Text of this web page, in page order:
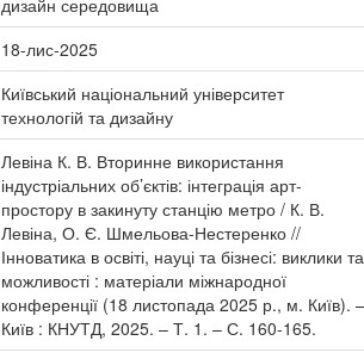
дизайн середовища
18-лис-2025
Київський національний університет
технологій та дизайну
Левіна К. В. Вторинне використання
індустріальних об’єктів: інтеграція арт-
простору в закинуту станцію метро / К. В.
Левіна, О. Є. Шмельова-Нестеренко //
Інноватика в освіті, науці та бізнесі: виклики та
можливості : матеріали міжнародної
конференції (18 листопада 2025 р., м. Київ). –
Київ : КНУТД, 2025. – Т. 1. – С. 160-165.